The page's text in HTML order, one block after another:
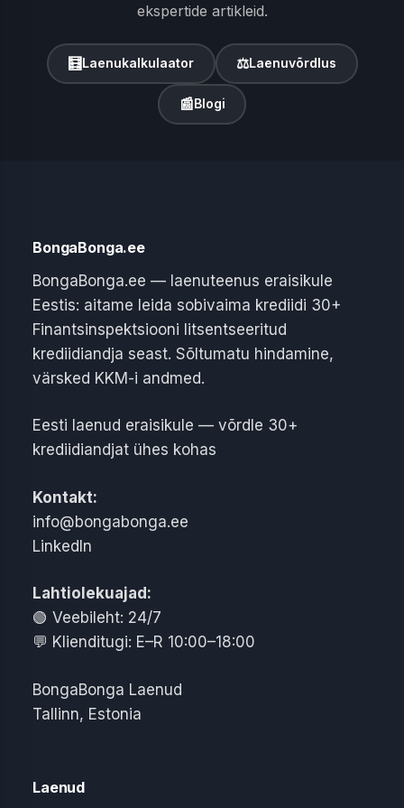
ekspertide artikleid.
🧮Laenukalkulaator ⚖Laenuvõrdlus
📰Blogi
BongaBonga.ee
BongaBonga.ee — laenuteenus eraisikule
Eestis: aitame leida sobivaima krediidi 30+
Finantsinspektsiooni litsentseeritud
krediidiandja seast. Sõltumatu hindamine,
värsked KKM-i andmed.
Eesti laenud eraisikule — võrdle 30+
krediidiandjat ühes kohas
Kontakt:
info@bongabonga.ee
LinkedIn
Lahtiolekuajad:
🟢 Veebileht: 24/7
💬 Klienditugi: E–R 10:00–18:00
BongaBonga Laenud
Tallinn, Estonia
Laenud